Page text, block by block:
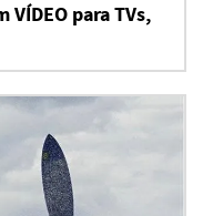
VÍDEO para TVs,